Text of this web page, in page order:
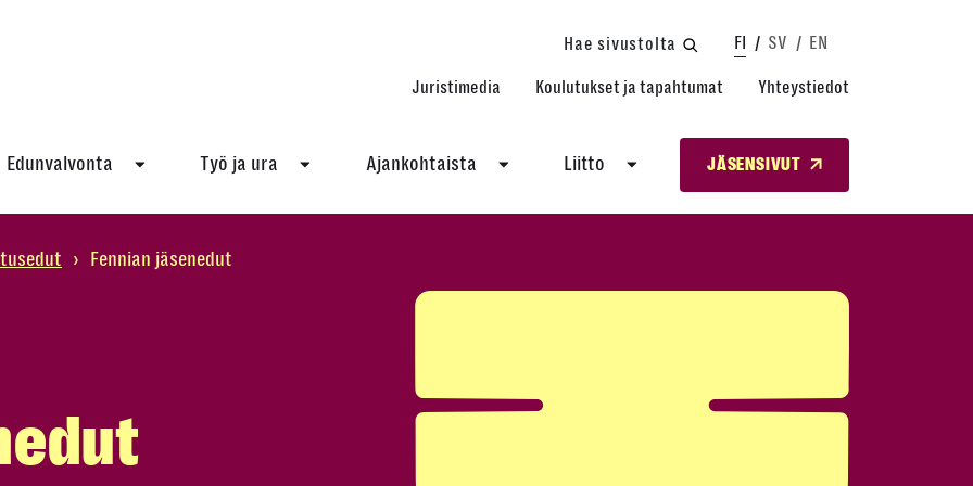
Hae sivustolta FI SV EN
Juristimedia Koulutukset ja tapahtumat Yhteystiedot
Edunvalvonta Työ ja ura Ajankohtaista Liitto JÄSENSIVUT
› Fennian jäsenedut